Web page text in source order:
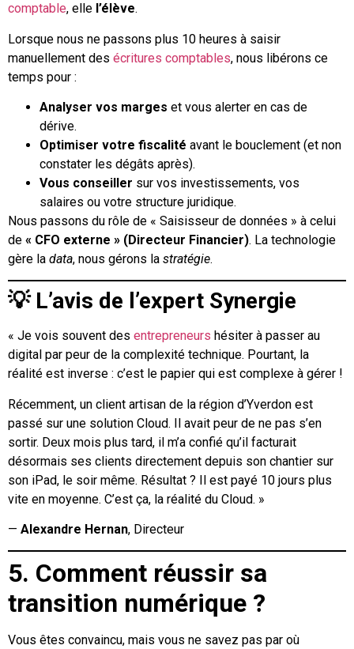
comptable, elle l’élève.
Lorsque nous ne passons plus 10 heures à saisir
manuellement des écritures comptables, nous libérons ce
temps pour :
Analyser vos marges et vous alerter en cas de
dérive.
Optimiser votre fiscalité avant le bouclement (et non
constater les dégâts après).
Vous conseiller sur vos investissements, vos
salaires ou votre structure juridique.
Nous passons du rôle de « Saisisseur de données » à celui
de « CFO externe » (Directeur Financier). La technologie
gère la data, nous gérons la stratégie.
💡 L’avis de l’expert Synergie
« Je vois souvent des entrepreneurs hésiter à passer au
digital par peur de la complexité technique. Pourtant, la
réalité est inverse : c’est le papier qui est complexe à gérer !
Récemment, un client artisan de la région d’Yverdon est
passé sur une solution Cloud. Il avait peur de ne pas s’en
sortir. Deux mois plus tard, il m’a confié qu’il facturait
désormais ses clients directement depuis son chantier sur
son iPad, le soir même. Résultat ? Il est payé 10 jours plus
vite en moyenne. C’est ça, la réalité du Cloud. »
— Alexandre Hernan, Directeur
5. Comment réussir sa
transition numérique ?
Vous êtes convaincu, mais vous ne savez pas par où